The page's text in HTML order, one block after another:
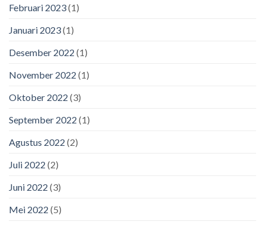
Februari 2023(1)
Januari 2023(1)
Desember 2022 (1)
November 2022 (1)
Oktober 2022 (3)
September 2022 (1)
Agustus 2022 (2)
Juli 2022 (2)
Juni 2022 (3)
Mei 2022 (5)